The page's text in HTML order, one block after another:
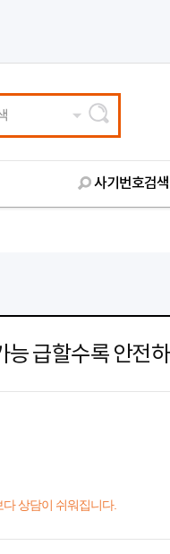
사기번호검색
급할수록 안전
상담이 쉬워집니다.